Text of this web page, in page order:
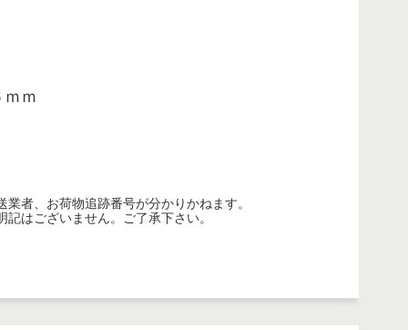
ｍ
者、お荷物追跡番号が分かりかねます。
はございません。ご了承下さい。